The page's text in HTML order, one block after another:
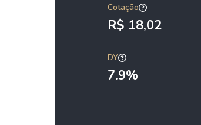
Cotação
R$ 18,02
DY
7.9%